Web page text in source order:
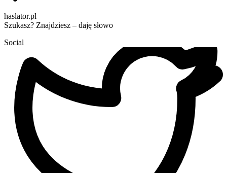
haslator.pl
Szukasz? Znajdziesz – daję słowo
Social